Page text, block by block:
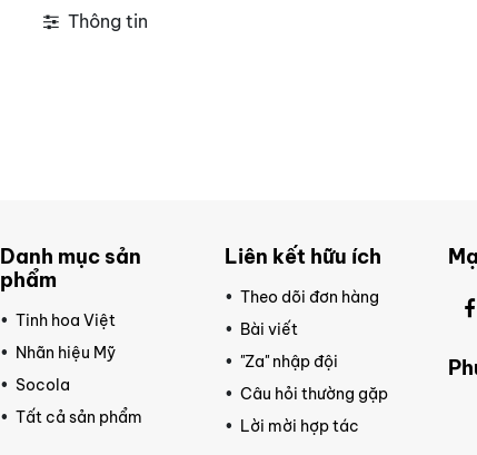
Thông tin
Danh mục sản
phẩm
Tinh hoa Việt
Nhãn hiệu Mỹ
Socola
Tất cả sản phẩm
Liên kết hữu ích
Theo dõi đơn hàng
Bài viết
"Za" nhập đội
Câu hỏi thường gặp
Lời mời hợp tác